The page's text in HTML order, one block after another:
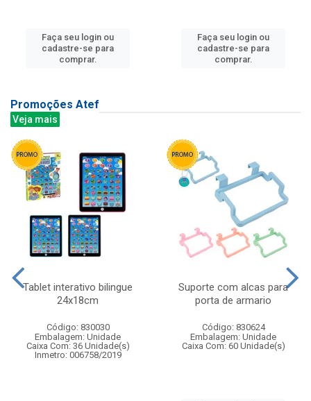
Faça seu login ou
cadastre-se para
comprar.
Faça seu login ou
cadastre-se para
comprar.
Promoções Atef
Veja mais
Tablet interativo bilingue
24x18cm
Código: 830030
Embalagem: Unidade
Caixa Com: 36 Unidade(s)
Inmetro: 006758/2019
Suporte com alcas para
porta de armario
Código: 830624
Embalagem: Unidade
Caixa Com: 60 Unidade(s)